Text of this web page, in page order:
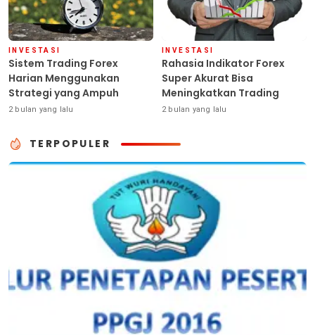
INVESTASI
Sistem Trading Forex
Harian Menggunakan
Strategi yang Ampuh
2 bulan yang lalu
INVESTASI
Rahasia Indikator Forex
Super Akurat Bisa
Meningkatkan Trading
2 bulan yang lalu
TERPOPULER